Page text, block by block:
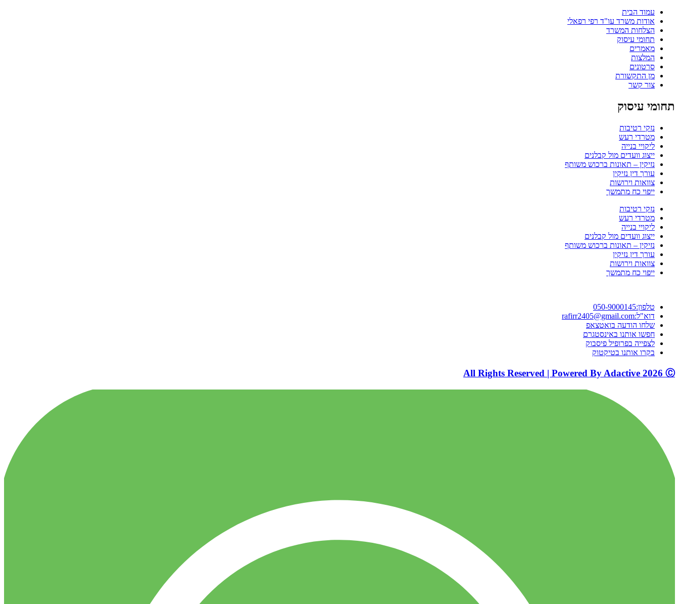
עמוד הבית
אודות משרד עו"ד רפי רפאלי
הצלחות המשרד
תחומי עיסוק
מאמרים
המלצות
סרטונים
מן התקשורת
צור קשר
תחומי עיסוק
נזקי רטיבות
מטרדי רעש
ליקויי בנייה
ייצוג וועדים מול קבלנים
נזיקין – תאונות ברכוש משותף
עורך דין נזיקין
צוואות וירושות
ייפוי כח מתמשך
נזקי רטיבות
מטרדי רעש
ליקויי בנייה
ייצוג וועדים מול קבלנים
נזיקין – תאונות ברכוש משותף
עורך דין נזיקין
צוואות וירושות
ייפוי כח מתמשך
טלפון:050-9000145
דוא"ל:rafirr2405@gmail.com
שלחו הודעה בואטצאפ
חפשו אותנו באינסטגרם
לצפייה בפרופיל פיסבוק
בקרו אותנו בטיקטוק
All Rights Reserved | Powered By Adactive 2026 Ⓒ